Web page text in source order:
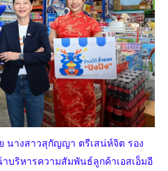
นางสาวสุกัญญา ตรีเสน่ห์จิต รอง
บริหารความสัมพันธ์ลูกค้าเอสเอ็มอี